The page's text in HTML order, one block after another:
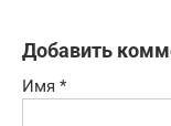
Добавить
Имя *